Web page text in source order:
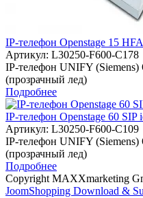
IP-телефон Openstage 15
Артикул: L30250-F600-C178
IP-телефон UNIFY (Siemens)
(прозрачный лед)
Подробнее
IP-телефон Openstage 60
Артикул: L30250-F600-C109
IP-телефон UNIFY (Siemens)
(прозрачный лед)
Подробнее
Copyright MAXXmarketing
JoomShopping Download &